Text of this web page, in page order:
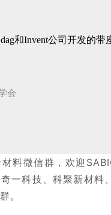
和Invent公司开发的
会
料微信群，欢迎
一科技、科聚新材料
。